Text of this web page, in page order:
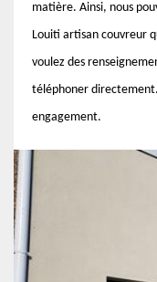
matière. Ainsi, nous
Louiti artisan couvreur
voulez des
téléphoner
engagement.